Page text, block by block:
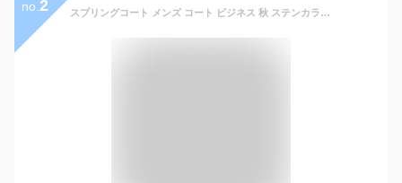
no. 2 スプリングコート メンズ コート ビジネス 秋 ステンカラーコート ビジネスコート ロングコート カジュアル 大きいサイズ 抗菌加工 春秋冬 総裏 ストレッチ 紺 青 ベージュ ブルー ネイビー グレー グレージュ カーキ